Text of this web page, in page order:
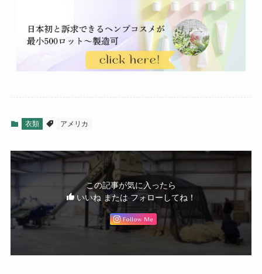
衣類 アメリカ
この記事が気に入ったら
いいね または フォローしてね！
Follow Me